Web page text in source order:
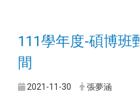
111學年度-碩博班
間
2021-11-30 張夢涵